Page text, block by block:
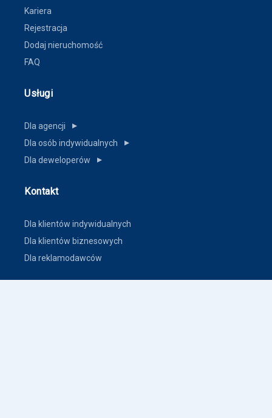
Kariera
Rejestracja
Dodaj nieruchomość
FAQ
Usługi
Dla agencji ▼
Dla osób indywidualnych ▼
Dla deweloperów ▼
Kontakt
Dla klientów indywidualnych
Dla klientów biznesowych
Dla reklamodawców